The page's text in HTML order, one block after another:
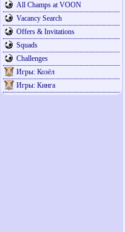
All Champs at VOON
Vacancy Search
Offers & Invitations
Squads
Challenges
Игры: Козёл
Игры: Кинга